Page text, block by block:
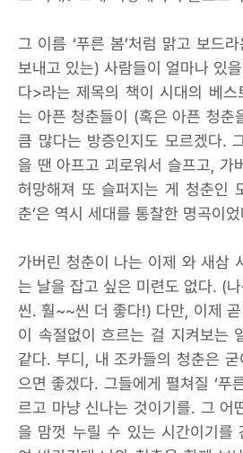
그 이름 ‘푸른 봄’처럼 맑고 보드
보내고 있는) 사람들이 얼마나 있
다>라는 제목의 책이 시대의 베스
는 아픈 청춘들이 (혹은 아픈 청춘
큼 많다는 방증인지도 모르겠다.
을 땐 아프고 괴로워서 슬프고, 가
허망해져 또 슬퍼지는 게 청춘인
춘’은 역시 세대를 통찰한 명곡이
가버린 청춘이 나는 이제 와 새삼
는 날을 잡고 싶은 미련도 없다. (
씬. 훨~~씬 더 좋다!) 다만, 이제
이 속절없이 흐르는 걸 지켜보는
같다. 부디, 내 조카들의 청춘은
으면 좋겠다. 그들에게 펼쳐질 ‘푸
르고 마냥 신나는 것이기를. 그 어
을 맘껏 누릴 수 있는 시간이기를